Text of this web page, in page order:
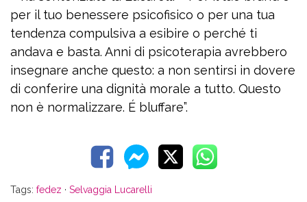
per il tuo benessere psicofisico o per una tua
tendenza compulsiva a esibire o perché ti
andava e basta. Anni di psicoterapia avrebbero
insegnare anche questo: a non sentirsi in dovere
di conferire una dignità morale a tutto. Questo
non è normalizzare. É bluffare”.
Tags: fedez · Selvaggia Lucarelli